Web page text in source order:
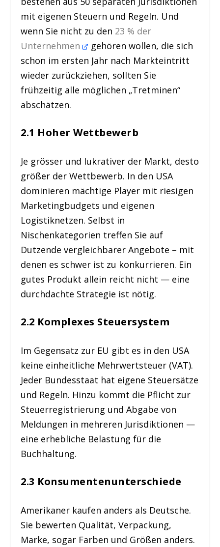
mit eigenen Steuern und Regeln. Und
wenn Sie nicht zu den 23 % der
Unternehmen
gehören wollen, die sich
schon im ersten Jahr nach Markteintritt
wieder zurückziehen, sollten Sie
frühzeitig alle möglichen „Tretminen“
abschätzen.
2.1 Hoher Wettbewerb
Je grösser und lukrativer der Markt, desto
größer der Wettbewerb. In den USA
dominieren mächtige Player mit riesigen
Marketingbudgets und eigenen
Logistiknetzen. Selbst in
Nischenkategorien treffen Sie auf
Dutzende vergleichbarer Angebote – mit
denen es schwer ist zu konkurrieren. Ein
gutes Produkt allein reicht nicht — eine
durchdachte Strategie ist nötig.
2.2 Komplexes Steuersystem
Im Gegensatz zur EU gibt es in den USA
keine einheitliche Mehrwertsteuer (VAT).
Jeder Bundesstaat hat eigene Steuersätze
und Regeln. Hinzu kommt die Pflicht zur
Steuerregistrierung und Abgabe von
Meldungen in mehreren Jurisdiktionen —
eine erhebliche Belastung für die
Buchhaltung.
2.3 Konsumentenunterschiede
Amerikaner kaufen anders als Deutsche.
Sie bewerten Qualität, Verpackung,
Marke, sogar Farben und Größen anders.